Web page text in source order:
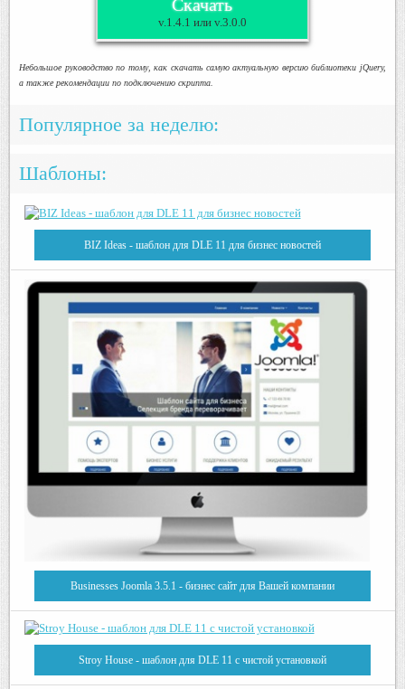
Скачать
v.1.4.1 или v.3.0.0
Небольшое руководство по тому, как скачать самую актуальную версию библиотеки jQuery,
а также рекомендации по подключению скрипта.
Популярное за неделю:
Шаблоны:
BIZ Ideas - шаблон для DLE 11 для бизнес новостей
Businesses Joomla 3.5.1 - бизнес сайт для Вашей компании
Stroy House - шаблон для DLE 11 с чистой установкой